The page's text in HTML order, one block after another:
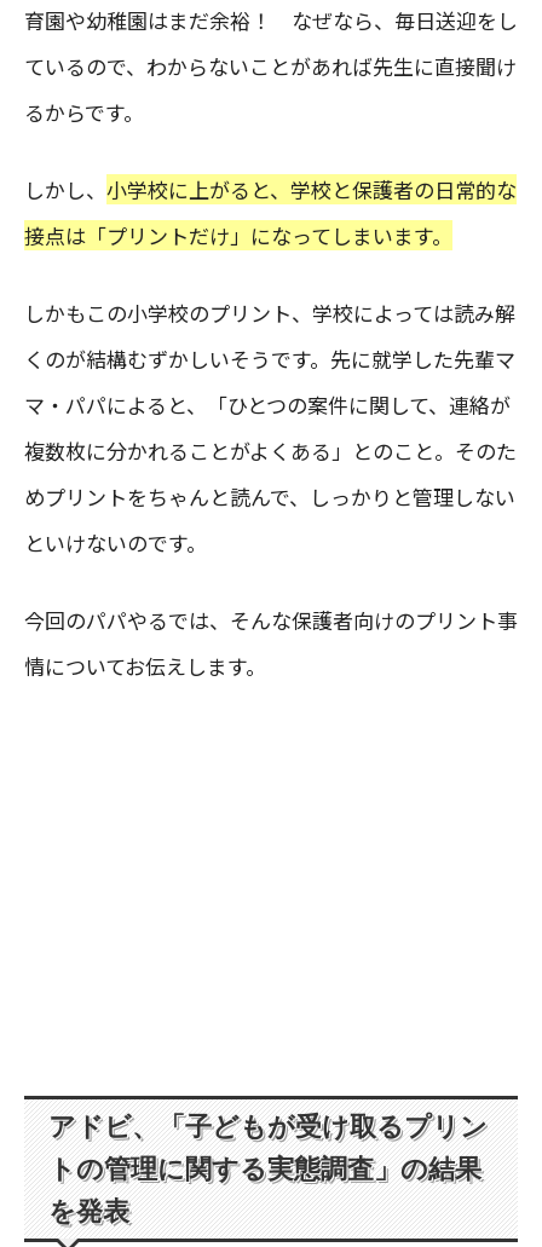
育園や幼稚園はまだ余裕！ なぜなら、毎日送迎をし
ているので、わからないことがあれば先生に直接聞け
るからです。
しかし、 小学校に上がると、学校と保護者の日常的な
接点は「プリントだけ」になってしまいます。
しかもこの小学校のプリント、学校によっては読み解
くのが結構むずかしいそうです。先に就学した先輩マ
マ・パパによると、「ひとつの案件に関して、連絡が
複数枚に分かれることがよくある」とのこと。そのた
めプリントをちゃんと読んで、しっかりと管理しない
といけないのです。
今回のパパやるでは、そんな保護者向けのプリント事
情についてお伝えします。
アドビ、「子どもが受け取るプリン
トの管理に関する実態調査」の結果
を発表